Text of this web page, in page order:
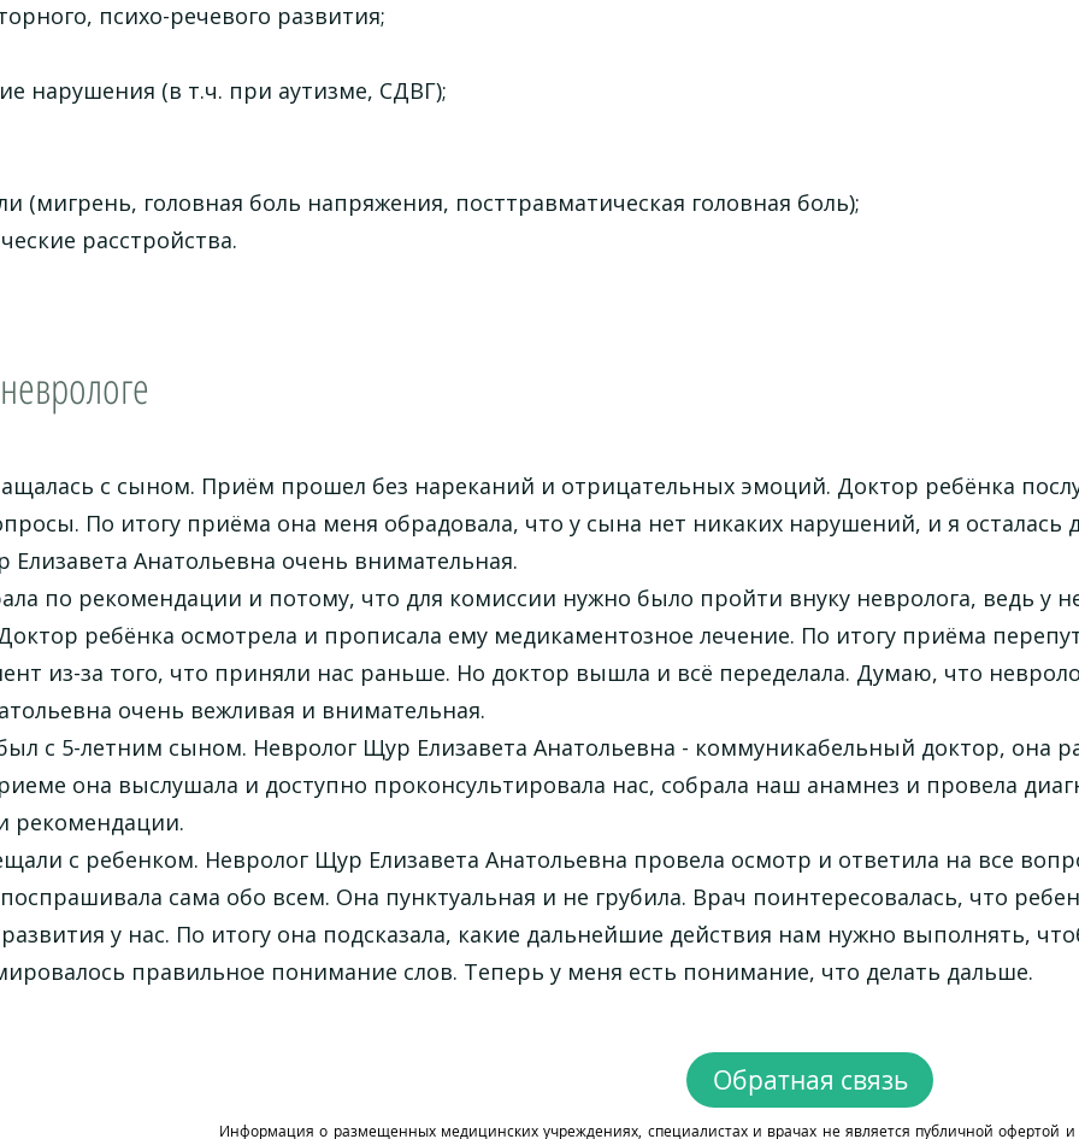
психо-речевого развития;
нарушения (в т.ч. при аутизме, СДВГ);
(мигрень, головная боль напряжения, посттравматическая головная боль);
расстройства.
с сыном. Приём прошел без нареканий и отрицательных эмоций. Доктор ребёнка
По итогу приёма она меня обрадовала, что у сына нет никаких нарушений, и я осталась
Елизавета Анатольевна очень внимательная.
по рекомендации и потому, что для комиссии нужно было пройти внуку невролога, ведь у
ребёнка осмотрела и прописала ему медикаментозное лечение. По итогу приёма
из-за того, что приняли нас раньше. Но доктор вышла и всё переделала. Думаю, что
очень вежливая и внимательная.
с 5-летним сыном. Невролог Щур Елизавета Анатольевна - коммуникабельный доктор, она
она выслушала и доступно проконсультировала нас, собрала наш анамнез и провела
рекомендации.
с ребенком. Невролог Щур Елизавета Анатольевна провела осмотр и ответила на все
сама обо всем. Она пунктуальная и не грубила. Врач поинтересовалась, что
у нас. По итогу она подсказала, какие дальнейшие действия нам нужно выполнять,
правильное понимание слов. Теперь у меня есть понимание, что делать дальше.
Обратная связь
Информация о размещенных медицинских учреждениях, специалистах и врачах не является публичной офертой